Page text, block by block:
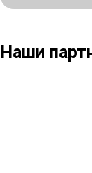
Наши